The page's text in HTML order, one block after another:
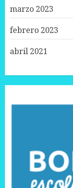
marzo 2023
febrero 2023
abril 2021